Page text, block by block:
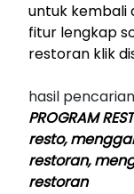
untuk kembali
fitur lengkap
restoran klik
hasil
PROGRAM
resto,
restoran,
restoran